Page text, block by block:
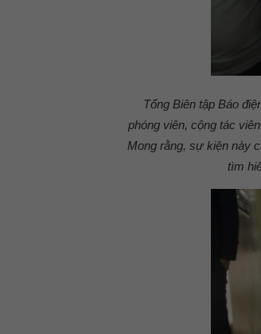
Tổng Biên tập Báo
phóng viên, cộng tác
Mong rằng, sự kiện này
tìm